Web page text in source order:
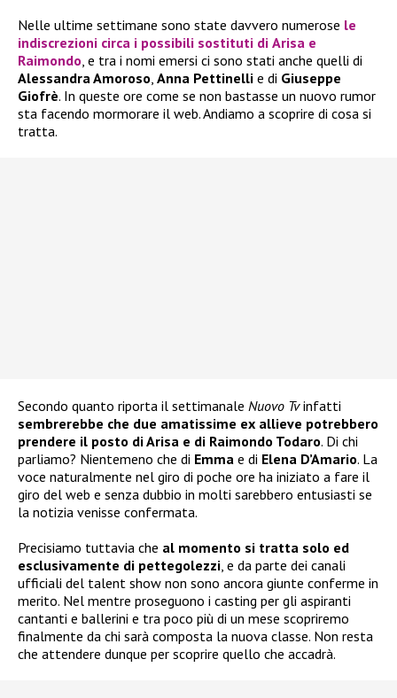
Nelle ultime settimane sono state davvero numerose le
indiscrezioni circa i possibili sostituti di Arisa e
Raimondo, e tra i nomi emersi ci sono stati anche quelli di
Alessandra Amoroso, Anna Pettinelli e di Giuseppe
Giofrè. In queste ore come se non bastasse un nuovo rumor
sta facendo mormorare il web. Andiamo a scoprire di cosa si
tratta.
Secondo quanto riporta il settimanale Nuovo Tvinfatti
sembrerebbe che due amatissime ex allieve potrebbero
prendere il posto di Arisa e di Raimondo Todaro. Di chi
parliamo? Nientemeno che di Emma e di Elena D’Amario. La
voce naturalmente nel giro di poche ore ha iniziato a fare il
giro del web e senza dubbio in molti sarebbero entusiasti se
la notizia venisse confermata.
Precisiamo tuttavia che al momento si tratta solo ed
esclusivamente di pettegolezzi, e da parte dei canali
ufficiali del talent show non sono ancora giunte conferme in
merito. Nel mentre proseguono i casting per gli aspiranti
cantanti e ballerini e tra poco più di un mese scopriremo
finalmente da chi sarà composta la nuova classe. Non resta
che attendere dunque per scoprire quello che accadrà.